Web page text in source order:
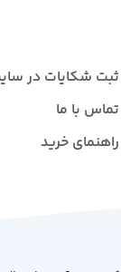
ثبت شکایات در
تماس با ما
راهنمای خرید